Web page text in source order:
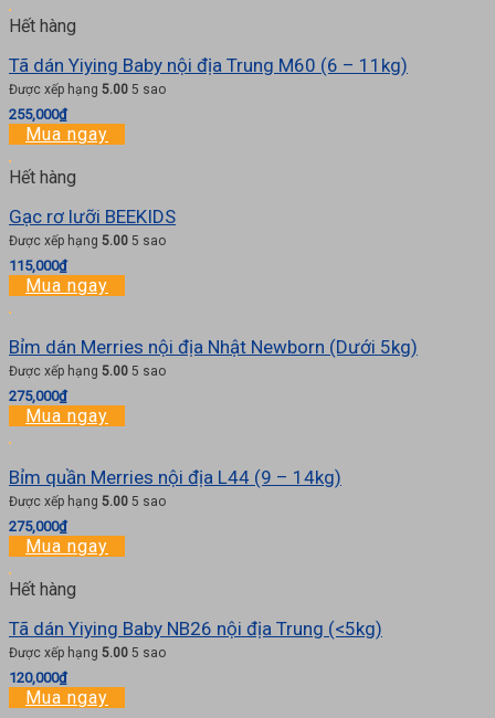
Hết hàng
Tã dán Yiying Baby nội địa Trung M60 (6 – 11kg)
Được xếp hạng 5.00 5 sao
255,000₫
Mua ngay
Hết hàng
Gạc rơ lưỡi BEEKIDS
Được xếp hạng 5.00 5 sao
115,000₫
Mua ngay
Bỉm dán Merries nội địa Nhật Newborn (Dưới 5kg)
Được xếp hạng 5.00 5 sao
275,000₫
Mua ngay
Bỉm quần Merries nội địa L44 (9 – 14kg)
Được xếp hạng 5.00 5 sao
275,000₫
Mua ngay
Hết hàng
Tã dán Yiying Baby NB26 nội địa Trung (<5kg)
Được xếp hạng 5.00 5 sao
120,000₫
Mua ngay